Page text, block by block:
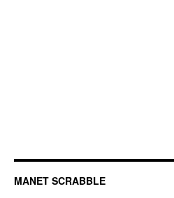
MANET SCRABBLE